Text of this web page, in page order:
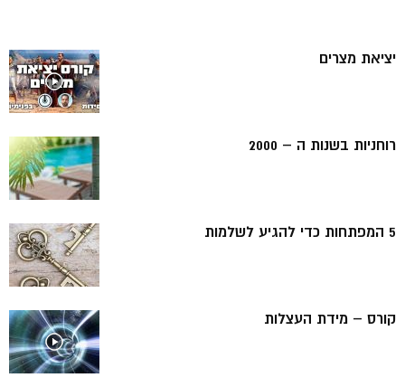
יציאת מצרים
רוחניות בשנות ה – 2000
5 המפתחות כדי להגיע לשלמות
קורס – מידת העצלות